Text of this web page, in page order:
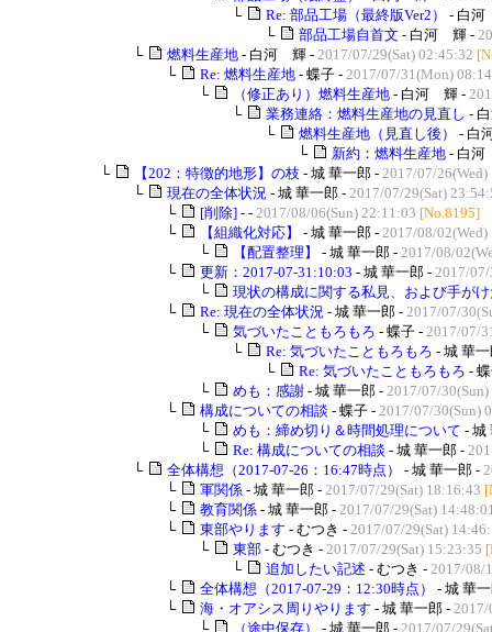
└
Re: 部品工場（最終版Ver2）
- 白
└
部品工場自首文 - 白河 輝 -
└
燃料生産地 - 白河 輝 - 2017/07/29(Sat) 02:45:32
└
Re: 燃料生産地 - 蝶子 - 2017/07/31(Mon)
└
（修正あり）燃料生産地 - 白河 輝 -
└
業務連絡：燃料生産地の見直し -
└
燃料生産地（見直し後）
- 白
└
新約：燃料生産地 - 白
└
【202：特徴的地形】の枝 - 城 華一郎 - 2017/07/
└
現在の全体状況 - 城 華一郎 - 2017/07/29(Sat)
└
[削除] - - 2017/08/06(Sun) 22:11:03 [No.8195]
└
【組織化対応】 - 城 華一郎 - 2017/08/
└
【配置整理】 - 城 華一郎 - 2017/08/
└
更新：2017-07-31:10:03 - 城 華一郎 - 2017/
└
現状の構成に関する私見、および手が
└
Re: 現在の全体状況 - 城 華一郎 - 2017/07/
└
気づいたこともろもろ - 蝶子 - 2017/07/
└
Re: 気づいたこともろもろ - 城 華
└
Re: 気づいたこともろもろ -
└
めも：感謝 - 城 華一郎 - 2017/07/
└
構成についての相談 - 蝶子 - 2017/07/30(Sun)
└
めも：締め切り＆時間処理について - 城
└
Re: 構成についての相談 - 城 華一郎 -
└
全体構想（2017-07-26：16:47時点） - 城 華一郎 -
└
軍関係 - 城 華一郎 - 2017/07/29(Sat) 18:16:43
└
教育関係 - 城 華一郎 - 2017/07/29(Sat)
└
東部やります - むつき - 2017/07/29(Sat)
└
東部 - むつき - 2017/07/29(Sat) 15:23:35
└
追加したい記述 - むつき - 2017/08/
└
全体構想（2017-07-29：12:30時点）
- 城 華
└
海・オアシス周りやります - 城 華一郎 - 2017/
└
（途中保存） - 城 華一郎 - 2017/07/